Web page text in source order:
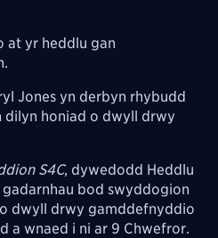
at yr heddlu gan
Jones yn derbyn rhybudd
dilyn honiad o dwyll drwy
S4C, dywedodd Heddlu
gadarnhau bod swyddogion
dwyll drwy gamddefnyddio
a wnaed i ni ar 9 Chwefror.